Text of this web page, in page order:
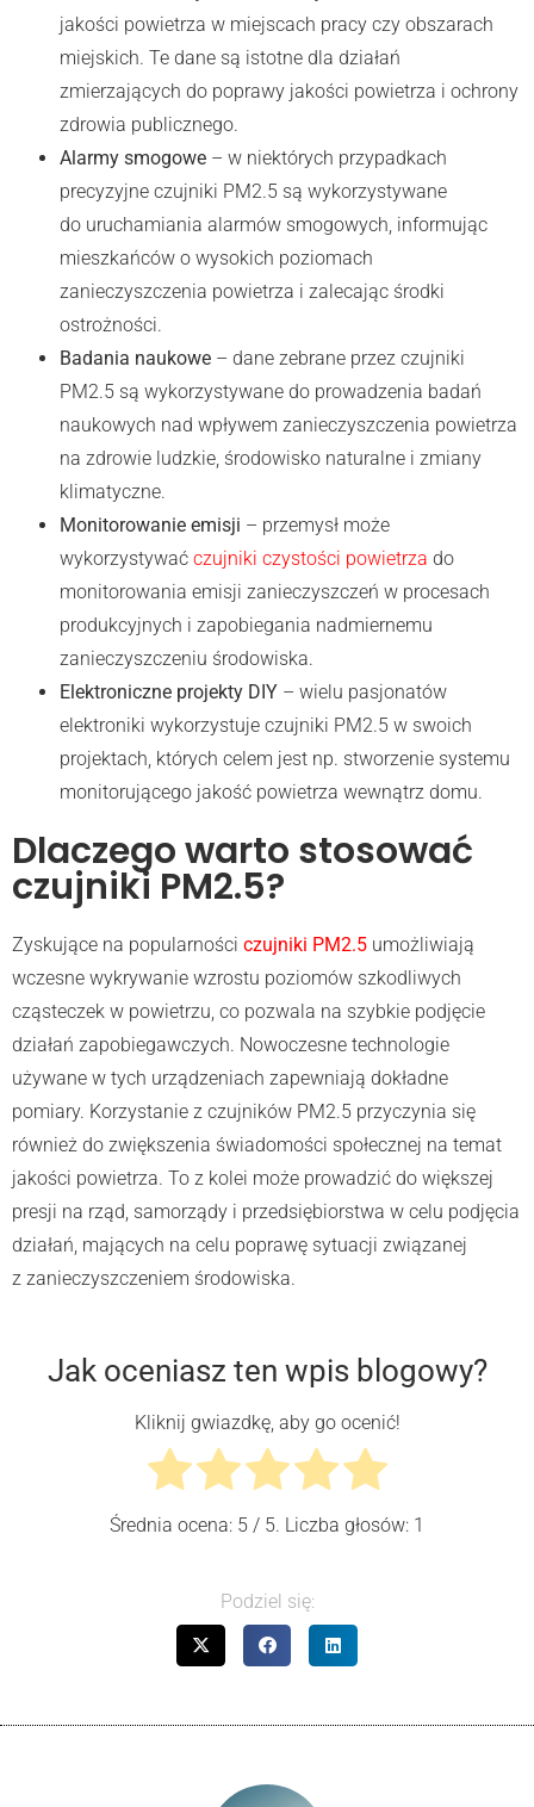
jakości powietrza w miejscach pracy czy obszarach
miejskich. Te dane są istotne dla działań
zmierzających do poprawy jakości powietrza i ochrony
zdrowia publicznego.
Alarmy smogowe – w niektórych przypadkach
precyzyjne czujniki PM2.5 są wykorzystywane
do uruchamiania alarmów smogowych, informując
mieszkańców o wysokich poziomach
zanieczyszczenia powietrza i zalecając środki
ostrożności.
Badania naukowe – dane zebrane przez czujniki
PM2.5 są wykorzystywane do prowadzenia badań
naukowych nad wpływem zanieczyszczenia powietrza
na zdrowie ludzkie, środowisko naturalne i zmiany
klimatyczne.
Monitorowanie emisji – przemysł może
wykorzystywać czujniki czystości powietrza do
monitorowania emisji zanieczyszczeń w procesach
produkcyjnych i zapobiegania nadmiernemu
zanieczyszczeniu środowiska.
Elektroniczne projekty DIY – wielu pasjonatów
elektroniki wykorzystuje czujniki PM2.5 w swoich
projektach, których celem jest np. stworzenie systemu
monitorującego jakość powietrza wewnątrz domu.
Dlaczego warto stosować
czujniki PM2.5?
Zyskujące na popularności czujniki PM2.5 umożliwiają
wczesne wykrywanie wzrostu poziomów szkodliwych
cząsteczek w powietrzu, co pozwala na szybkie podjęcie
działań zapobiegawczych. Nowoczesne technologie
używane w tych urządzeniach zapewniają dokładne
pomiary. Korzystanie z czujników PM2.5 przyczynia się
również do zwiększenia świadomości społecznej na temat
jakości powietrza. To z kolei może prowadzić do większej
presji na rząd, samorządy i przedsiębiorstwa w celu podjęcia
działań, mających na celu poprawę sytuacji związanej
z zanieczyszczeniem środowiska.
Jak oceniasz ten wpis blogowy?
Kliknij gwiazdkę, aby go ocenić!
Średnia ocena: 5 / 5. Liczba głosów: 1
Podziel się: